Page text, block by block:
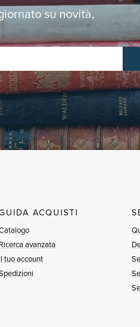
su novità,
ACQUISTI
Ricerca avanzata
Il tuo account